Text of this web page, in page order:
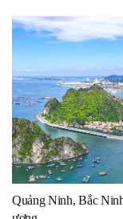
Quảng Ninh, Bắc